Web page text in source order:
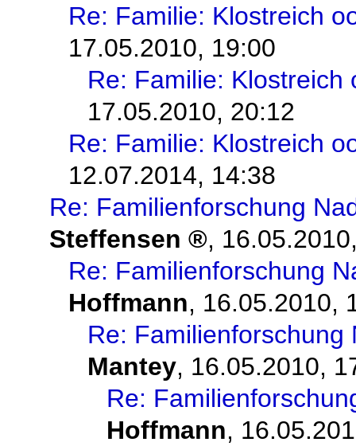
Re: Familie: Klostreich
17.05.2010, 19:00
Re: Familie: Klostreich
17.05.2010, 20:12
Re: Familie: Klostreich
12.07.2014, 14:38
Re: Familienforschung
Steffensen
,
Re: Familienforschung
Hoffmann, 16.05.2010,
Re: Familienforschung
Mantey, 16.05.2010,
Re:
Hoffmann,